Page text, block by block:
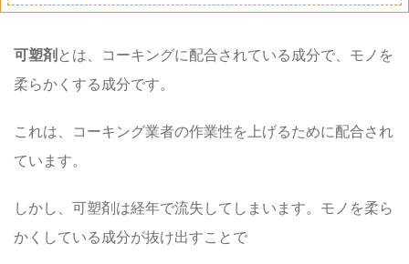
可塑剤とは、コーキングに配合されている成分で、モノを
柔らかくする成分です。
これは、コーキング業者の作業性を上げるために配合され
ています。
しかし、可塑剤は経年で流失してしまいます。モノを柔ら
かくしている成分が抜け出すことで